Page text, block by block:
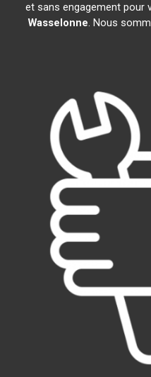
et sans engagement pour
Wasselonne. Nous